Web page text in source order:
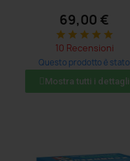
69,00 €
star star star star star
10 Recensioni
Questo prodotto è stato
acquistato: 5 volte
Mostra tutti i dettagli